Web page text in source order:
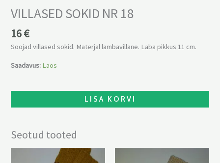
VILLASED SOKID NR 18
16€
Soojad villased sokid. Materjal lambavillane. Laba pikkus 11 cm.
Saadavus: Laos
LISA KORVI
Seotud tooted